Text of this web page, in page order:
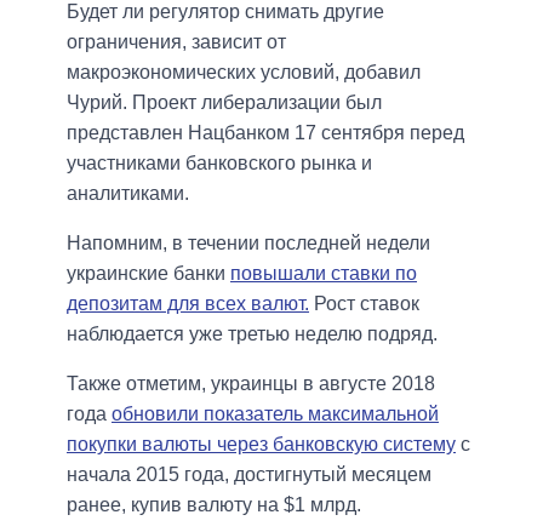
Будет ли регулятор снимать другие
ограничения, зависит от
макроэкономических условий, добавил
Чурий. Проект либерализации был
представлен Нацбанком 17 сентября перед
участниками банковского рынка и
аналитиками.
Напомним, в течении последней недели
украинские банки повышали ставки по
депозитам для всех валют. Рост ставок
наблюдается уже третью неделю подряд.
Также отметим, украинцы в августе 2018
года обновили показатель максимальной
покупки валюты через банковскую систему с
начала 2015 года, достигнутый месяцем
ранее, купив валюту на $1 млрд.